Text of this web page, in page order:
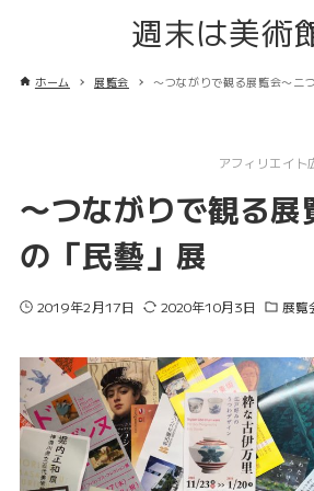
週末は美術
ホーム 展覧会 〜つながりで観る展覧会〜二
アフィリエイト
〜つながりで観る展
の「民藝」展
2019年2月17日 2020年10月3日 展覧